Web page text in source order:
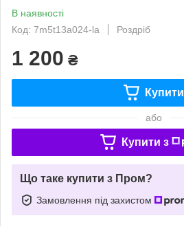
В наявності
Код: 7m5t13a024-la
Роздріб
1 200 ₴
Купити
або
Купити з
Що таке купити з Пром?
Замовлення під захистом